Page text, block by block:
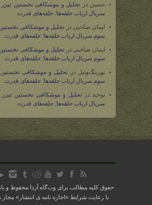
حسین در تحلیل و موشکافی نخستین
سریال ارباب حلقه‌ها: حلقه‌های قدرت
ایمان صاحبی در تحلیل و موشکافی
سوم سریال ارباب حلقه‌ها: حلقه‌های قدرت
ایمان صاحبی در تحلیل و موشکافی
سوم سریال ارباب حلقه‌ها: حلقه‌های قدرت
تورینگ‌وتیل در تحلیل و موشکافی
سوم سریال ارباب حلقه‌ها: حلقه‌های قدرت
توحید درتحلیل و موشکافی نخستین
سریال ارباب حلقه‌ها: حلقه‌های قدرت
حقوق کلیه مطالب برای وب‌گاه آردا محفوظ و
با رعایت شرایط « اجازه نامه ی انتشار » مجاز